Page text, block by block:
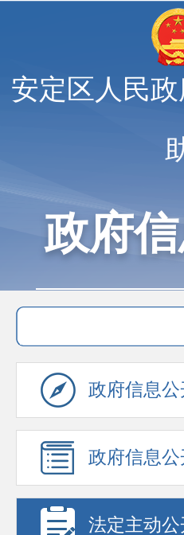
安定区人民
政府
政府信息
政府信息
法定主动